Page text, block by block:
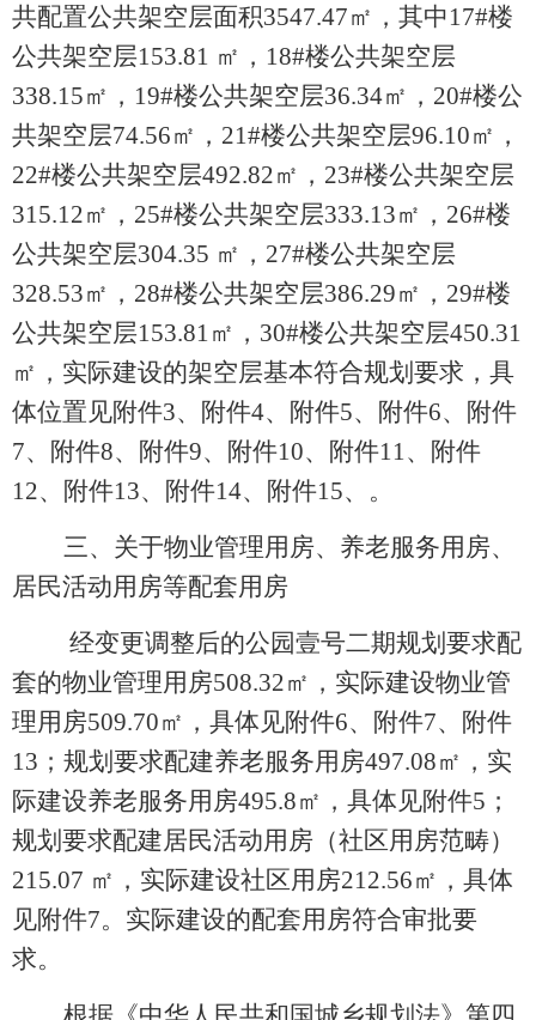
共配置公共架空层面积3547.47㎡，其中17#楼
公共架空层153.81 ㎡， 18#楼公共架空层
338.15㎡， 19#楼公共架空层36.34㎡， 20#楼公
共架空层74.56㎡， 21#楼公共架空层96.10㎡，
22#楼公共架空层492.82㎡， 23#楼公共架空层
315.12㎡， 25#楼公共架空层333.13㎡， 26#楼
公共架空层304.35 ㎡， 27#楼公共架空层
328.53㎡， 28#楼公共架空层386.29㎡， 29#楼
公共架空层153.81㎡， 30#楼公共架空层450.31
㎡，实际建设的架空层基本符合规划要求，具
体位置见附件3、附件4、 附件5、 附件6、 附件
7、 附件8、 附件9、 附件10、 附件11、 附件
12、 附件13、 附件14、附件15、。
三、关于物业管理用房、养老服务用房、
居民活动用房等配套用房
经变更调整后的公园壹号二期规划要求配
套的物业管理用房508.32㎡，实际建设物业管
理用 房509.70㎡， 具体见附件6、 附件7、 附件
13 ；规划要求配建养老服务用房497.08㎡，实
际建设养老服务用房495.8㎡，具体见附件5 ；
规划要求配建居民活动用房（社区用房范畴）
215.07 ㎡，实际建设社区用房212.56㎡，具体
见附件7。实际建设的配套用房符合审批要
求。